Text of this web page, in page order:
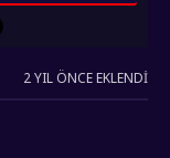
2 YIL ÖNCE EKLENDI